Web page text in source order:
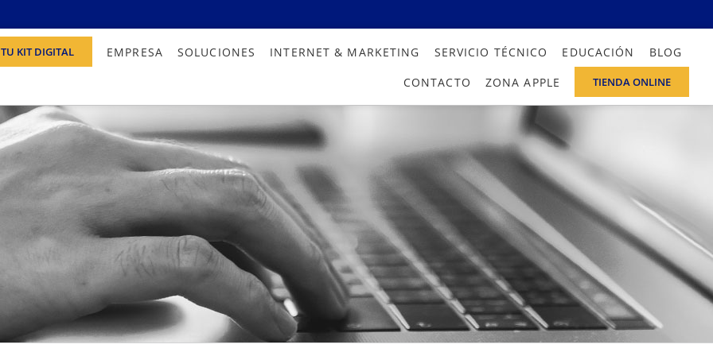
KIT DIGITAL EMPRESA SOLUCIONES INTERNET & MARKETING SERVICIO TÉCNICO EDUCACIÓN
BLOG
CONTACTO
ZONA APPLE TIENDA ONLINE